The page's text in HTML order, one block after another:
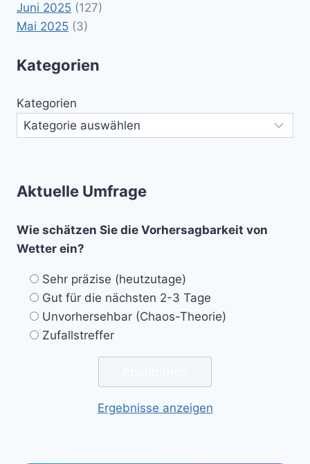
Juni 2025 (127)
Mai 2025 (3)
Kategorien
Kategorien
Aktuelle Umfrage
Wie schätzen Sie die Vorhersagbarkeit von
Wetter ein?
Sehr präzise (heutzutage)
Gut für die nächsten 2-3 Tage
Unvorhersehbar (Chaos-Theorie)
Zufallstreffer
Ergebnisse anzeigen